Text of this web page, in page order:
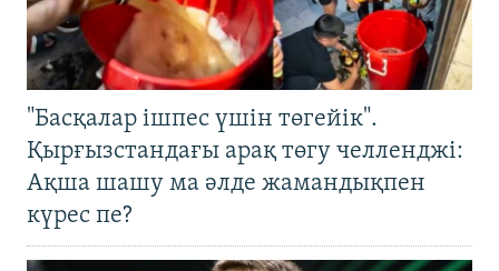
"Басқалар ішпес үшін төгейік".
Қырғызстандағы арақ төгу челленджі:
Ақша шашу ма әлде жамандықпен
күрес пе?